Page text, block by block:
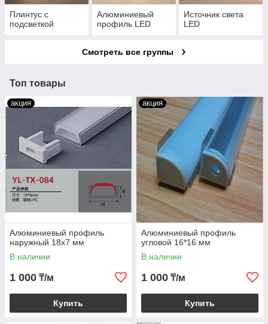
Плинтус с
подсветкой
Алюминиевый
профиль LED
Источник света
LED
Смотреть все группы
Топ товары
акция
Алюминиевый профиль
наружный 18x7 мм
В наличии
1 000 ₸/м
Купить
акция
Алюминиевый профиль
угловой 16*16 мм
В наличии
1 000 ₸/м
Купить